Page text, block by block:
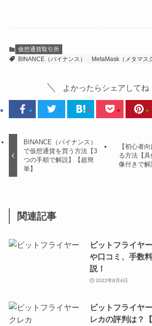
仮想通貨取引所
BINANCE（バイナンス）
MetaMask（メタマス
よかったらシェアしてね
BINANCE（バイナンス）
で仮想通貨を買う方法【3
つの手順で解説】【超簡
単】
【初心者
る方法【
像付きで解
関連記事
ビットフライヤ
や口コミ、手数
説！
2022年8月4日
ビットフライヤ
レカの評判は？